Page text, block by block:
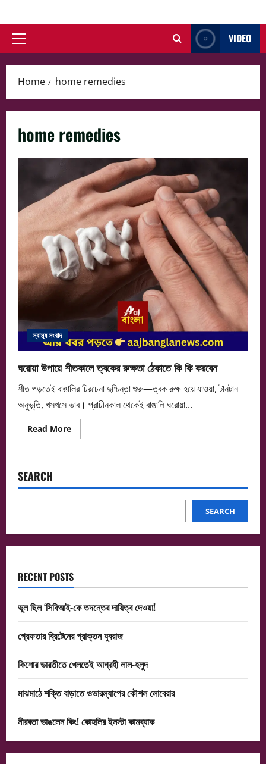
to
contentPrimary
VIDEO
Home home remedies
home remedies
স্বাস্থ্য সংবাদ
ঘরোয়া উপায়ে শীতকালে ত্বকের রুক্ষতা ঠেকাতে কি কি করবেন
শীত পড়তেই বাঙালির চিরচেনা দুশ্চিন্তা শুরু—ত্বক রুক্ষ হয়ে যাওয়া, টানটান
অনুভূতি, খসখসে ভাব। প্রাচীনকাল থেকেই বাঙালি ঘরোয়া...
Read MoreRead
more
রুক্ষতা
কি
করবেন
SEARCH
SEARCH
RECENT POSTS
ভুল ছিল ‘সিবিআই-কে তদন্তের দায়িত্ব দেওয়া!
গ্রেফতার ব্রিটেনের প্রাক্তন যুবরাজ
কিশোর ভারতীতে খেলতেই আগ্রহী লাল-হলুদ
মাঝমাঠে শক্তি বাড়াতে ওভারল্যাপের কৌশল লোবেরার
নীরবতা ভাঙলেন কিং! কোহলির ইনস্টা কামব্যাক